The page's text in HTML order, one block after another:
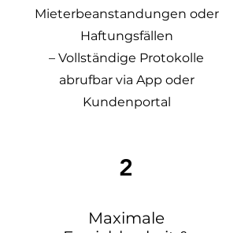
Mieterbeanstandungen oder
Haftungsfällen
– Vollständige Protokolle
abrufbar via App oder
Kundenportal
2
Maximale